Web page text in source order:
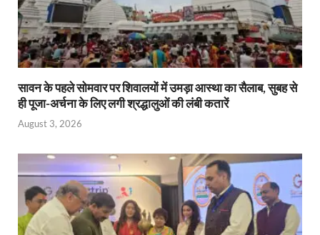
सावन के पहले सोमवार पर शिवालयों में उमड़ा आस्था का सैलाब, सुबह से
ही पूजा-अर्चना के लिए लगी श्रद्धालुओं की लंबी कतारें
August 3, 2026